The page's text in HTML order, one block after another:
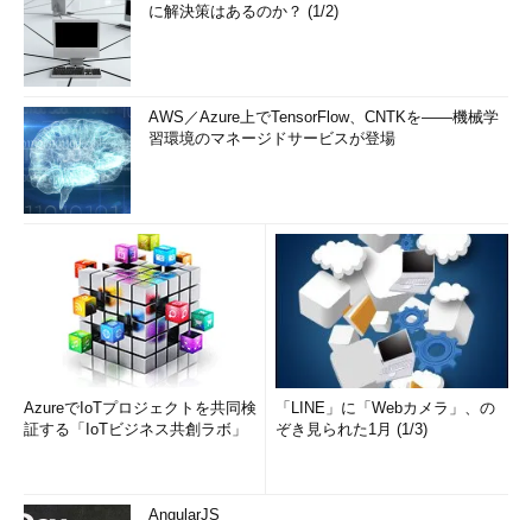
に解決策はあるのか？ (1/2)
AWS／Azure上でTensorFlow、CNTKを――機械学
習環境のマネージドサービスが登場
AzureでIoTプロジェクトを共同検
証する「IoTビジネス共創ラボ」
「LINE」に「Webカメラ」、の
ぞき見られた1月 (1/3)
AngularJS